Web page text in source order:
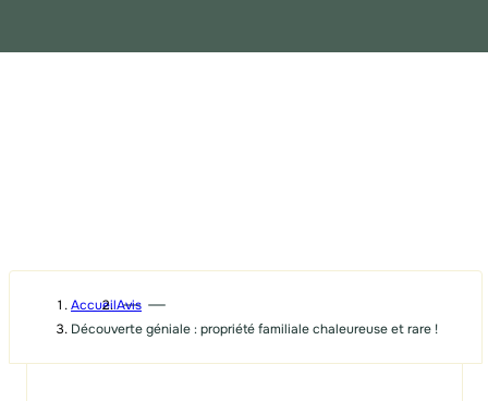
AccueilAvis
Découverte géniale : propriété familiale chaleureuse et rare !